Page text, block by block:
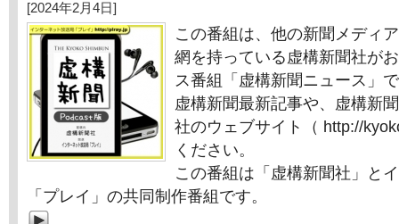
[2024年2月4日]
この番組は、他の新聞メディ
網を持っている虚構新聞社が
ス番組「虚構新聞ニュース」
虚構新聞最新記事や、虚構新
社のウェブサイト（ http://
ください。
この番組は「虚構新聞社」と
「プレイ」の共同制作番組です。